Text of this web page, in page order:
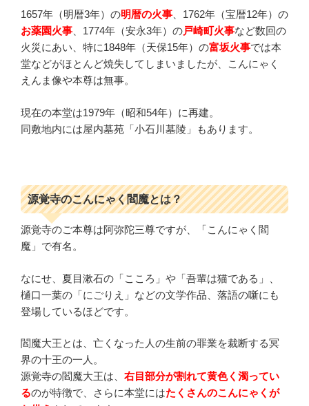
1657年（明暦3年）の明暦の火事、1762年（宝暦12年）の
お薬園火事、1774年（安永3年）の戸崎町火事など数回の
火災にあい、特に1848年（天保15年）の富坂火事では本
堂などがほとんど焼失してしまいましたが、こんにゃく
えんま像や本尊は無事。
現在の本堂は1979年（昭和54年）に再建。
同敷地内には屋内墓苑「小石川墓陵」もあります。
源覚寺のこんにゃく閻魔とは？
源覚寺のご本尊は阿弥陀三尊ですが、「こんにゃく閻
魔」で有名。
なにせ、夏目漱石の「こころ」や「吾輩は猫である」、
樋口一葉の「にごりえ」などの文学作品、落語の噺にも
登場しているほどです。
閻魔大王とは、亡くなった人の生前の罪業を裁断する冥
界の十王の一人。
源覚寺の閻魔大王は、 右目部分が割れて黄色く濁ってい
るのが特徴で、さらに本堂にはたくさんのこんにゃくが